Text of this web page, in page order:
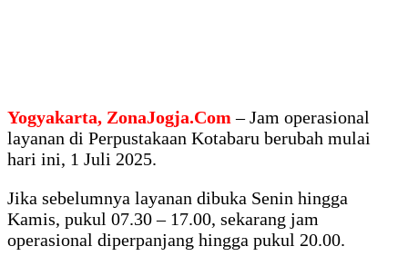
Yogyakarta, ZonaJogja.Com – Jam operasional
layanan di Perpustakaan Kotabaru berubah mulai
hari ini, 1 Juli 2025.
Jika sebelumnya layanan dibuka Senin hingga
Kamis, pukul 07.30 – 17.00, sekarang jam
operasional diperpanjang hingga pukul 20.00.